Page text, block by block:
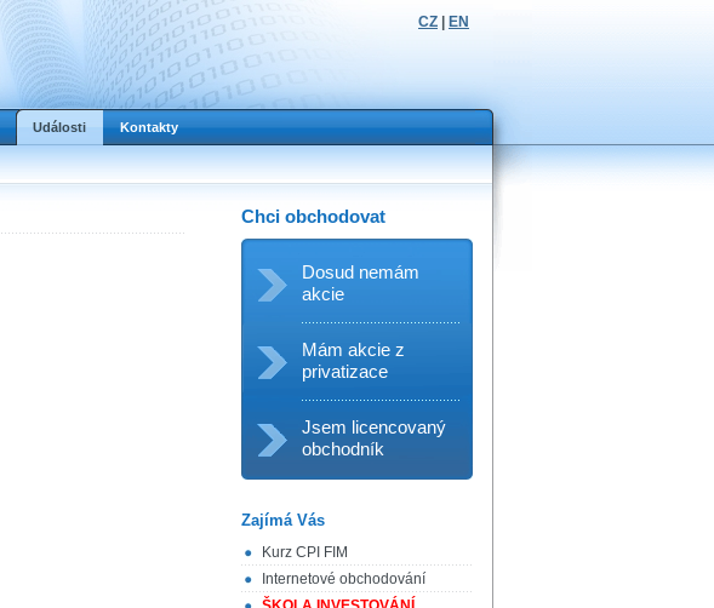
CZ EN
Události Kontakty
Chci obchodovat
Dosud nemám
akcie
Mám akcie z
privatizace
Jsem licencovaný
obchodník
Zajímá Vás
Kurz CPI FIM
Internetové obchodování